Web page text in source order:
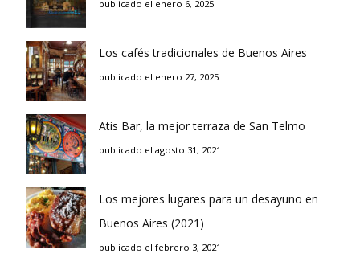
publicado el enero 6, 2025
Los cafés tradicionales de Buenos Aires
publicado el enero 27, 2025
Atis Bar, la mejor terraza de San Telmo
publicado el agosto 31, 2021
Los mejores lugares para un desayuno en
Buenos Aires (2021)
publicado el febrero 3, 2021